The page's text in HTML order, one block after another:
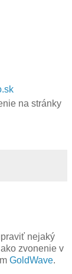
na stránky
nejaký
zvonenie v
GoldWave.